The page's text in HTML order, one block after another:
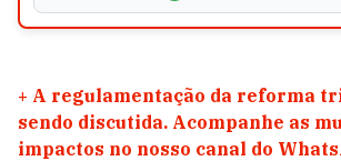
+ A regulamentação da reforma
sendo discutida. Acompanhe as
impactos no nosso canal do